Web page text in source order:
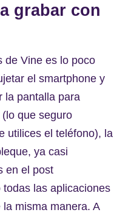
grabar con
de Vine es lo poco
el smartphone y
la pantalla para
que seguro
utilices el teléfono), la
ya casi
en el post
las aplicaciones
misma manera. A